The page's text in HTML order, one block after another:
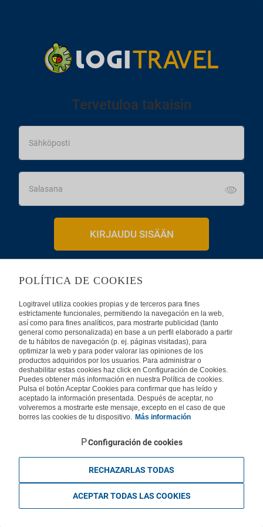
Tervetuloa takaisin
KIRJAUDU SISÄÄN
Oletko unohtanut salasanan?
klikkaa tästä
Ei vielä tiliä? Korjaa tilanne
Rekisteröidy nyt
POLÍTICA DE COOKIES
Logitravel utiliza cookies propias y de terceros para fines
estrictamente funcionales, permitiendo la navegación en la web,
así como para fines analíticos, para mostrarte publicidad (tanto
general como personalizada) en base a un perfil elaborado a partir
de tu hábitos de navegación (p. ej. páginas visitadas), para
optimizar la web y para poder valorar las opiniones de los
productos adquiridos por los usuarios. Para administrar o
deshabilitar estas cookies haz click en Configuración de Cookies.
Puedes obtener más información en nuestra Política de cookies.
Pulsa el botón Aceptar Cookies para confirmar que has leído y
aceptado la información presentada. Después de aceptar, no
volveremos a mostrarte este mensaje, excepto en el caso de que
borres las cookies de tu dispositivo. Más información
Configuración de cookies
RECHAZARLAS TODAS
ACEPTAR TODAS LAS COOKIES